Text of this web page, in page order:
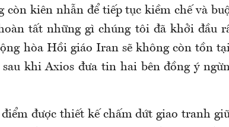
còn kiên nhẫn để tiếp tục kiềm chế và
tất những gì chúng tôi đã khởi đầu
hòa Hồi giáo Iran sẽ không còn tồn
khi Axios đưa tin hai bên đồng ý
được thiết kế chấm dứt giao tranh